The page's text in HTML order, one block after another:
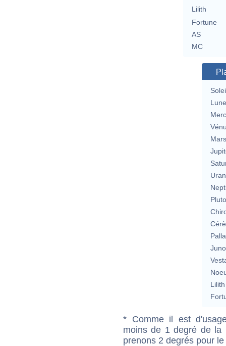
Lilith
Fortune
AS
MC
Lune
Mars
Lilith
* Comme il est
moins de 1 degré de la
prenons 2 degrés pour